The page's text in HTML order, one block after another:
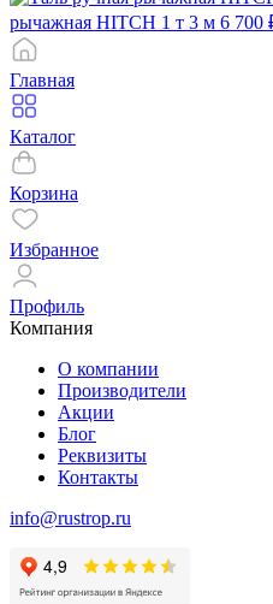
рычажная HITCH 1 т 3 м 6 700
Главная
Каталог
Корзина
Избранное
Профиль
Компания
О компании
Производители
Акции
Блог
Реквизиты
Контакты
info@rustrop.ru